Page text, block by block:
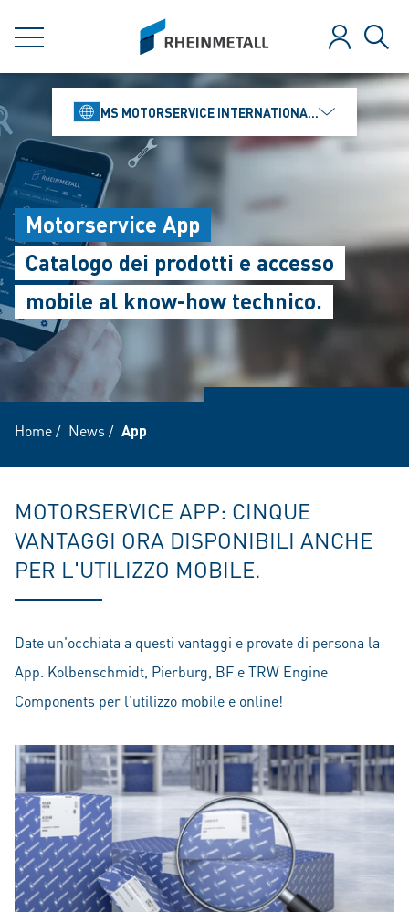
MENU
siteLogo
Login
MS MOTORSERVICE INTERNATIONAL GMBH
Motorservice App
Catalogo dei prodotti e accesso
mobile al know-how technico.
Home/ News / App
MOTORSERVICE APP: CINQUE
VANTAGGI ORA DISPONIBILI ANCHE
PER L'UTILIZZO MOBILE.
Date un'occhiata a questi vantaggi e provate di persona la
App. Kolbenschmidt, Pierburg, BF e TRW Engine
Components per l'utilizzo mobile e online!